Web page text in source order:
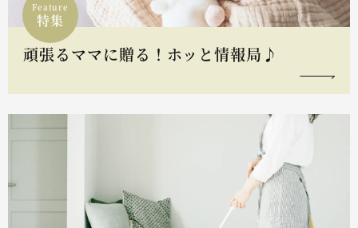
Feature
特集
頑張るママに贈る！ホッと情報局♪